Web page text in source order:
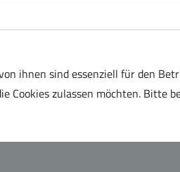
ihnen sind essenziell für den
Cookies zulassen möchten.